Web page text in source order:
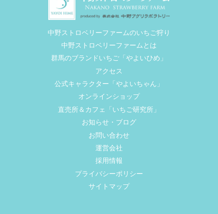
中野ストロベリーファームのいちご狩り
中野ストロベリーファームとは
群馬のブランドいちご「やよいひめ」
アクセス
公式キャラクター「やよいちゃん」
オンラインショップ
直売所＆カフェ「いちご研究所」
お知らせ・ブログ
お問い合わせ
運営会社
採用情報
プライバシーポリシー
サイトマップ